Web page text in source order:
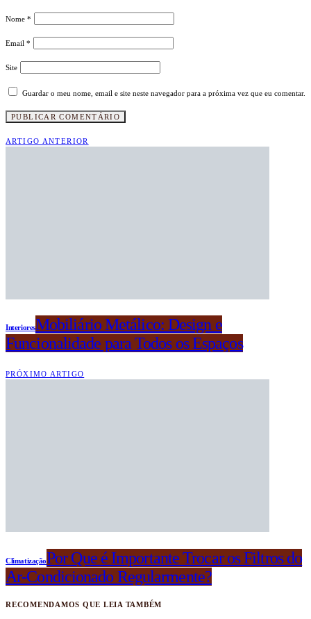
Nome *
Email *
Site
Guardar o meu nome, email e site neste navegador para a próxima vez que eu comentar.
ARTIGO ANTERIOR
InterioresMobiliário Metálico: Design e
Funcionalidade para Todos os Espaços
PRÓXIMO ARTIGO
ClimatizaçãoPor Que é Importante Trocar os Filtros do
Ar-Condicionado Regularmente?
RECOMENDAMOS QUE LEIA TAMBÉM